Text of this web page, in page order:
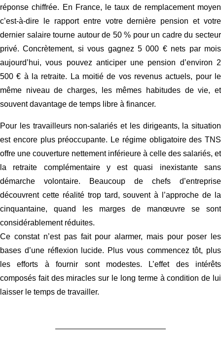
réponse chiffrée. En France, le taux de remplacement moyen
c’est-à-dire le rapport entre votre dernière pension et votre
dernier salaire tourne autour de 50 % pour un cadre du secteur
privé. Concrètement, si vous gagnez 5 000 € nets par mois
aujourd’hui, vous pouvez anticiper une pension d’environ 2
500 € à la retraite. La moitié de vos revenus actuels, pour le
même niveau de charges, les mêmes habitudes de vie, et
souvent davantage de temps libre à financer.
Pour les travailleurs non-salariés et les dirigeants, la situation
est encore plus préoccupante. Le régime obligatoire des TNS
offre une couverture nettement inférieure à celle des salariés, et
la retraite complémentaire y est quasi inexistante sans
démarche volontaire. Beaucoup de chefs d’entreprise
découvrent cette réalité trop tard, souvent à l’approche de la
cinquantaine, quand les marges de manœuvre se sont
considérablement réduites.
Ce constat n’est pas fait pour alarmer, mais pour poser les
bases d’une réflexion lucide. Plus vous commencez tôt, plus
les efforts à fournir sont modestes. L’effet des intérêts
composés fait des miracles sur le long terme à condition de lui
laisser le temps de travailler.